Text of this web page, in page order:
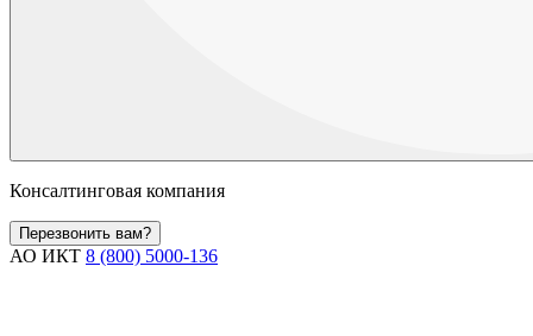
Консалтинговая компания
Перезвонить вам?
АО ИКТ 8 (800) 5000-136